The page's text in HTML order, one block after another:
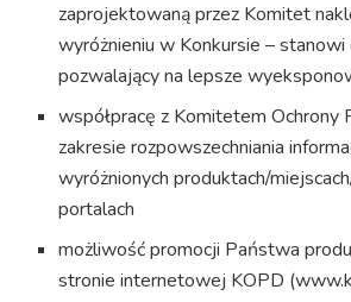
zaprojektowaną przez Komitet
wyróżnieniu w Konkursie – stanowi
pozwalający na lepsze
współpracę z Komitetem Ochrony
zakresie rozpowszechniania
wyróżnionych produktach/
portalach
możliwość promocji Państwa
stronie internetowej KOPD